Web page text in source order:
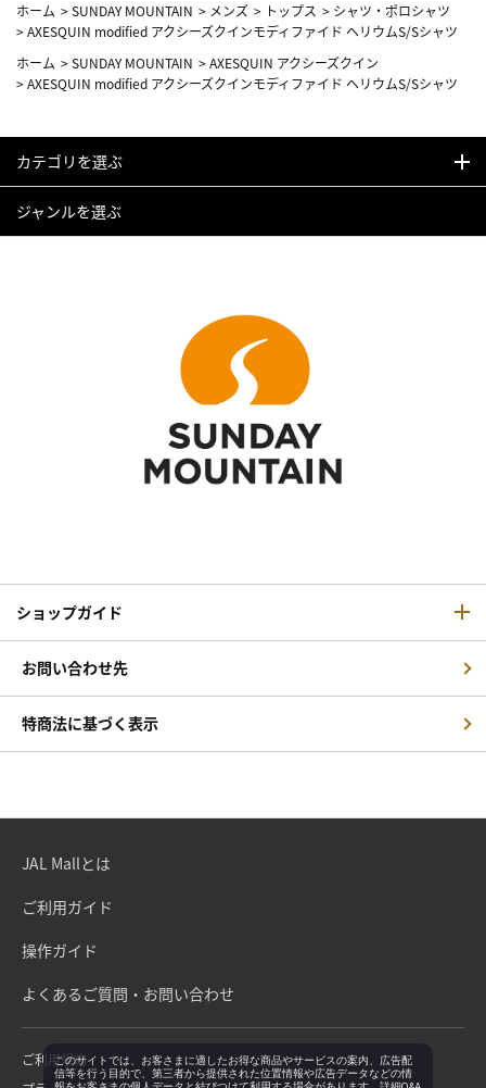
ホーム >SUNDAY MOUNTAIN > メンズ > トップス > シャツ・ポロシャツ
>AXESQUIN modified アクシーズクインモディファイド ヘリウムS/Sシャツ
ホーム >SUNDAY MOUNTAIN >AXESQUIN アクシーズクイン
>AXESQUIN modified アクシーズクインモディファイド ヘリウムS/Sシャツ
カテゴリを選ぶ
ジャンルを選ぶ
ショップガイド
お問い合わせ先
特商法に基づく表示
JAL Mallとは
ご利用ガイド
操作ガイド
よくあるご質問・お問い合わせ
ご利用規約このサイトでは、お客さまに適したお得な商品やサービスの案内、広告配
信等を行う目的で、第三者から提供された位置情報や広告データなどの情